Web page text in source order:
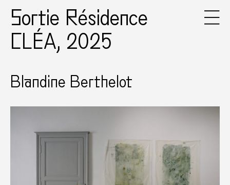
Sortie Résidence
CLÉA, 2025
Blandine Berthelot